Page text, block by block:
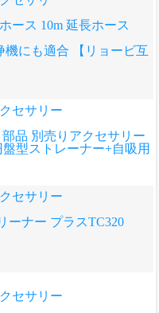
ース 10m 延長ホース
にも適合 【リョービ互
セサリー
品 別売りアクセサリー
型ストレーナー+自吸用
セサリー
ーナー プラスTC320
セサリー